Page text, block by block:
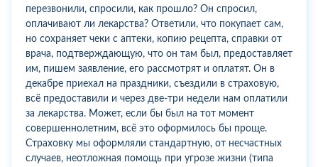
перезвонили, спросили, как прошло? Он спросил,
оплачивают ли лекарства? Ответили, что покупает сам,
но сохраняет чеки с аптеки, копию рецепта, справки от
врача, подтверждающую, что он там был, предоставляет
им, пишем заявление, его рассмотрят и оплатят. Он в
декабре приехал на праздники, съездили в страховую,
всё предоставили и через две-три недели нам оплатили
за лекарства. Может, если бы был на тот момент
совершеннолетним, всё это оформилось бы проще.
Страховку мы оформляли стандартную, от несчастных
случаев, неотложная помощь при угрозе жизни (типа